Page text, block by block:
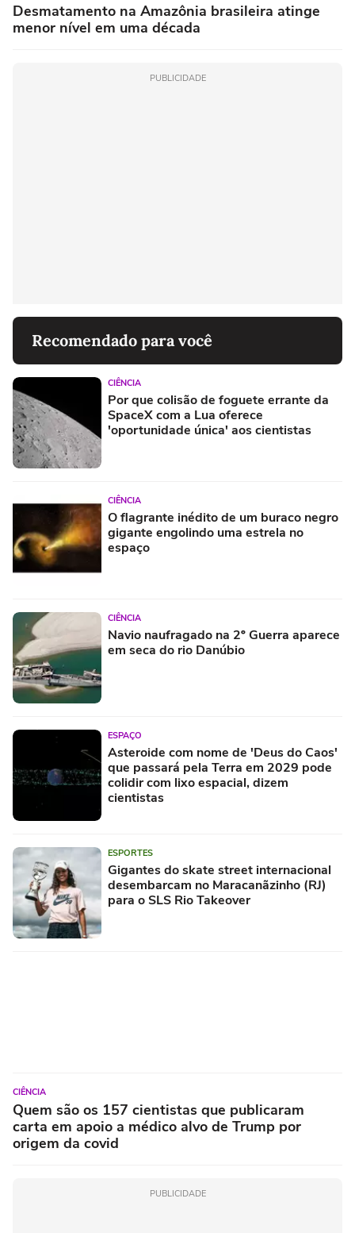
Desmatamento na Amazônia brasileira atinge
menor nível em uma década
PUBLICIDADE
Recomendado para você
CIÊNCIA
Por que colisão de foguete errante da
SpaceX com a Lua oferece
'oportunidade única' aos cientistas
CIÊNCIA
O flagrante inédito de um buraco negro
gigante engolindo uma estrela no
espaço
CIÊNCIA
Navio naufragado na 2º Guerra aparece
em seca do rio Danúbio
ESPAÇO
Asteroide com nome de 'Deus do Caos'
que passará pela Terra em 2029 pode
colidir com lixo espacial, dizem
cientistas
ESPORTES
Gigantes do skate street internacional
desembarcam no Maracanãzinho (RJ)
para o SLS Rio Takeover
CIÊNCIA
Quem são os 157 cientistas que publicaram
carta em apoio a médico alvo de Trump por
origem da covid
PUBLICIDADE